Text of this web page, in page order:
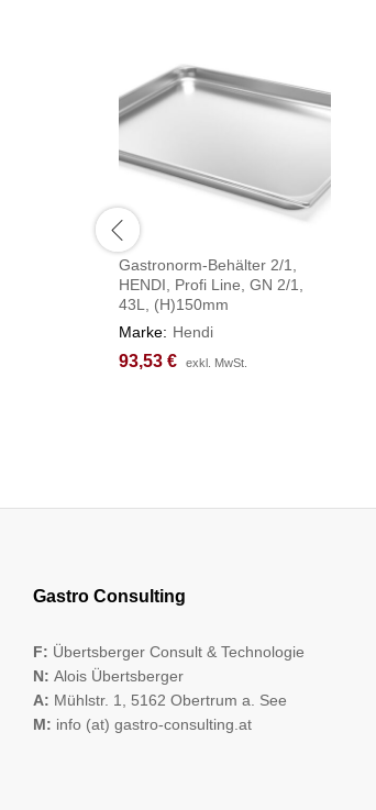
Gastronorm-Behälter 2/1,
HENDI, Profi Line, GN 2/1,
43L, (H)150mm
Marke: Hendi
93,53 € exkl. MwSt.
93,53 € exkl. MwSt.
Gastro Consulting
F: Übertsberger Consult & Technologie
N: Alois Übertsberger
A: Mühlstr. 1, 5162 Obertrum a. See
M: info (at) gastro-consulting.at